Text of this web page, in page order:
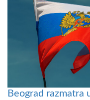
Beograd razmatra